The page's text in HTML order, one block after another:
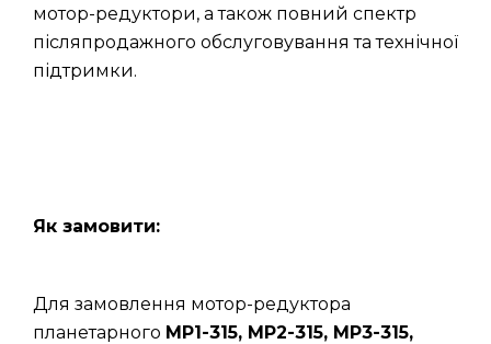
мотор-редуктори, а також повний спектр
післяпродажного обслуговування та технічної
підтримки.
Як замовити:
Для замовлення мотор-редуктора
планетарного МР1-315, МР2-315, МР3-315,